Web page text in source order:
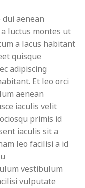
aenean
luctus montes ut
a lacus habitant
quisque
adipiscing
Et leo orci
aenean
iaculis velit
primis id
iaculis sit a
leo facilisi a id
vestibulum
vulputate